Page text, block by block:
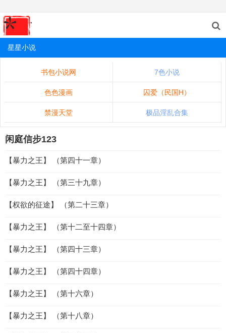
星星小说
书包小说网 7色小说
色色漫画 囚爱（民国H）
禁漫天堂 极品淫乱合集
闲庭信步123
【暴力之王】 （第四十一章）
【暴力之王】 （第三十九章）
【权欲的征途】 （第二十三章）
【暴力之王】 （第十二至十四章）
【暴力之王】 （第四十三章）
【暴力之王】 （第四十四章）
【暴力之王】 （第十六章）
【暴力之王】 （第十八章）